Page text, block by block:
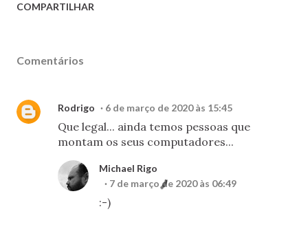
COMPARTILHAR
Comentários
Rodrigo 6 de março de 2020 às 15:45
Que legal... ainda temos pessoas que
montam os seus computadores...
Michael Rigo
7 de março de 2020 às 06:49
:-)